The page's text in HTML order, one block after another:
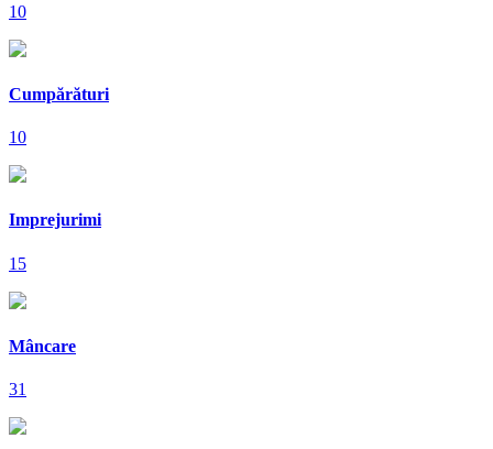
10
Cumpărături
10
Imprejurimi
15
Mâncare
31